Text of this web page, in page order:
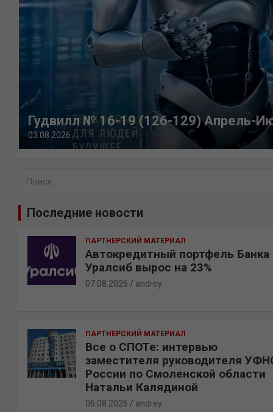
Гудвилл № 16-19 (126-129) Апрель-
03.08.2026
Последние новости
ПАРТНЕРСКИЙ МАТЕРИАЛ
Автокредитный портфель Банка
Уралсиб вырос на 23%
07.08.2026 andrey
ПАРТНЕРСКИЙ МАТЕРИАЛ
Все о СПОТе: интервью
заместителя руководителя
России по Смоленской области
Натальи Калядиной
06.08.2026 andrey